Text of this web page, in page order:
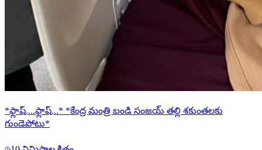
*ఫ్లాష్....ఫ్లాష్...* *కేంద్ర మంత్రి బండి సంజయ్ తల్లి శకుంతలకు
గుండెపోటు*